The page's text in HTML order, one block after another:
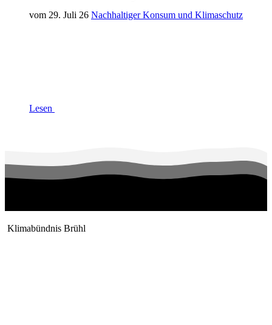
vom 29. Juli 26 Nachhaltiger Konsum und Klimaschutz
Lesen
Klimabündnis Brühl